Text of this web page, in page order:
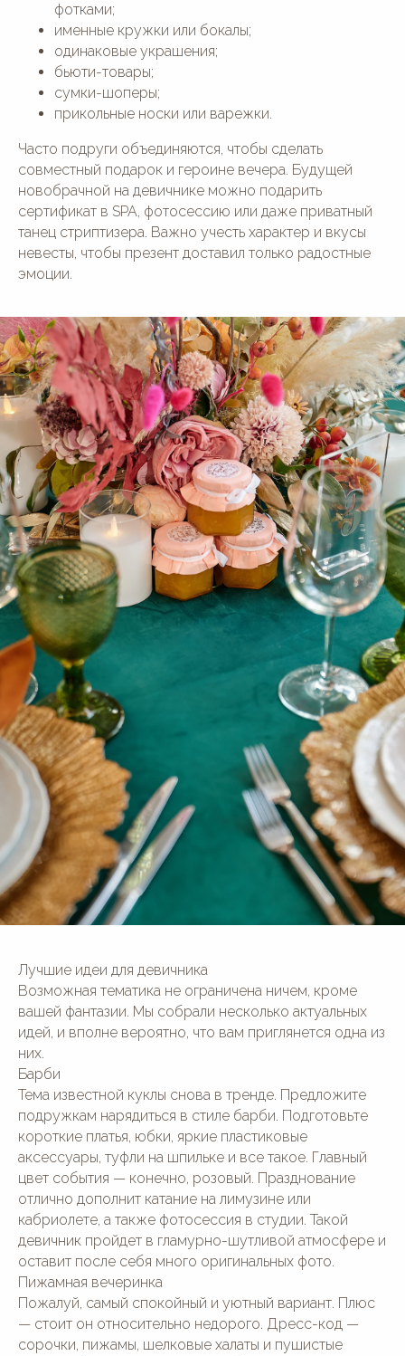
фотками;
именные кружки или бокалы;
одинаковые украшения;
бьюти-товары;
сумки-шоперы;
прикольные носки или варежки.
Часто подруги объединяются, чтобы сделать
совместный подарок и героине вечера. Будущей
новобрачной на девичнике можно подарить
сертификат в SPA, фотосессию или даже приватный
танец стриптизера. Важно учесть характер и вкусы
невесты, чтобы презент доставил только радостные
эмоции.
Лучшие идеи для девичника
Возможная тематика не ограничена ничем, кроме
вашей фантазии. Мы собрали несколько актуальных
идей, и вполне вероятно, что вам приглянется одна из
них.
Барби
Тема известной куклы снова в тренде. Предложите
подружкам нарядиться в стиле барби. Подготовьте
короткие платья, юбки, яркие пластиковые
аксессуары, туфли на шпильке и все такое. Главный
цвет события — конечно, розовый. Празднование
отлично дополнит катание на лимузине или
кабриолете, а также фотосессия в студии. Такой
девичник пройдет в гламурно-шутливой атмосфере и
оставит после себя много оригинальных фото.
Пижамная вечеринка
Пожалуй, самый спокойный и уютный вариант. Плюс
— стоит он относительно недорого. Дресс-код —
сорочки, пижамы, шелковые халаты и пушистые